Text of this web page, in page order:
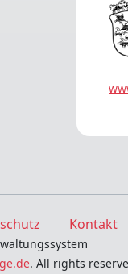
Kontakt
. All rights